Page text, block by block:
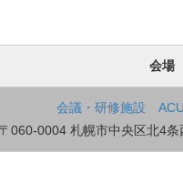
会場
会議・研修施設
〒060-0004 札幌市中央区北4